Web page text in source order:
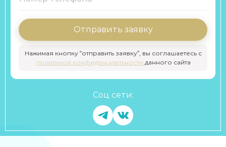
Отправить заявку
Нажимая кнопку “отправить заявку”, вы соглашаетесь с
политикой конфиденциальности данного сайта
Соц сети: